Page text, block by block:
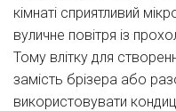
кімнаті сприятливий
вуличне повітря із
Тому влітку для
замість брізера або
використовувати